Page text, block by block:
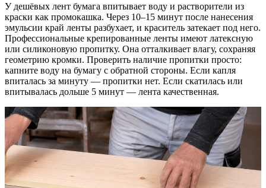
У дешёвых лент бумага впитывает воду и растворители из
краски как промокашка. Через 10–15 минут после нанесения
эмульсии край ленты разбухает, и краситель затекает под него.
Профессиональные крепированные ленты имеют латексную
или силиконовую пропитку. Она отталкивает влагу, сохраняя
геометрию кромки. Проверить наличие пропитки просто:
капните воду на бумагу с обратной стороны. Если капля
впиталась за минуту — пропитки нет. Если скатилась или
впитывалась дольше 5 минут — лента качественная.